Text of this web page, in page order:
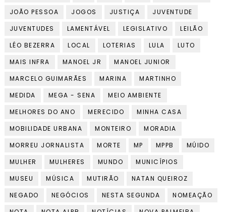
JOÃO PESSOA
JOGOS JUSTIÇA
JUVENTUDE
JUVENTUDES
LAMENTÁVEL LEGISLATIVO
LEILÃO
LÉO BEZERRA
LOCAL LOTERIAS LULA
LUTO
MAIS INFRA
MANOEL JR
MANOEL JUNIOR
MARCELO GUIMARÃES
MARINA
MARTINHO
MEDIDA
MEGA - SENA
MEIO AMBIENTE
MELHORES DO ANO
MERECIDO
MINHA CASA
MOBILIDADE URBANA
MONTEIRO
MORADIA
MORREU JORNALISTA
MORTE MP MPPB
MÚIDO
MULHER
MULHERES MUNDO
MUNICÍPIOS
MUSEU
MÚSICA MUTIRÃO
NATAN QUEIROZ
NEGADO
NEGÓCIOS NESTA SEGUNDA
NOMEAÇÃO